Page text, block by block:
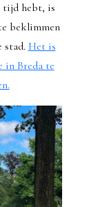
tijd hebt, is
beklimmen
stad.Het is
in Breda te